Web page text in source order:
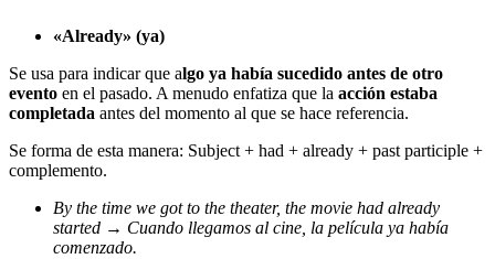
«Already» (ya)
Se usa para indicar que algo ya había sucedido antes de otro
evento en el pasado. A menudo enfatiza que la acción estaba
completada antes del momento al que se hace referencia.
Se forma de esta manera: Subject + had + already + past participle +
complemento.
By the time we got to the theater, the movie had already
started → Cuando llegamos al cine, la película ya había
comenzado.